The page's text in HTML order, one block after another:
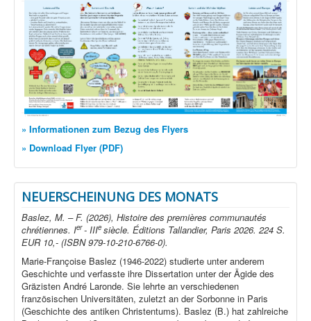
» Informationen zum Bezug des Flyers
» Download Flyer (PDF)
NEUERSCHEINUNG DES MONATS
Baslez, M. – F. (2026), Histoire des premières communautés
chrétiennes. Ier- IIIe siècle. Éditions Tallandier, Paris 2026. 224 S.
EUR 10,- (ISBN 979-10-210-6766-0).
Marie-Françoise Baslez (1946-2022) studierte unter anderem
Geschichte und verfasste ihre Dissertation unter der Ägide des
Gräzisten André Laronde. Sie lehrte an verschiedenen
französischen Universitäten, zuletzt an der Sorbonne in Paris
(Geschichte des antiken Christentums). Baslez (B.) hat zahlreiche